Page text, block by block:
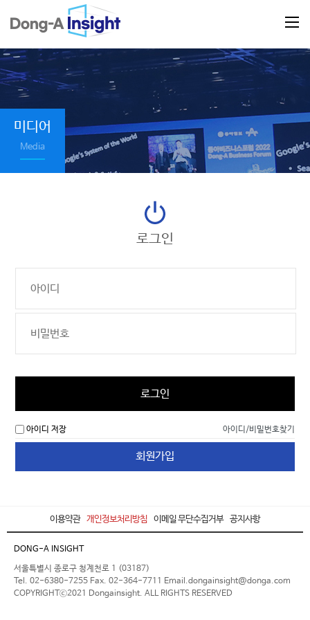
미디어
Media
로그인
로그인
아이디 저장 아이디/비밀번호찾기
회원가입
이용약관 개인정보처리방침 이메일 무단수집거부 공지사항
DONG-A INSIGHT
서울특별시 종로구 청계천로 1 (03187)
Tel. 02-6380-7255 Fax. 02-364-7711 Email.dongainsight@donga.com
COPYRIGHTⓒ2021 Dongainsight. ALL RIGHTS RESERVED